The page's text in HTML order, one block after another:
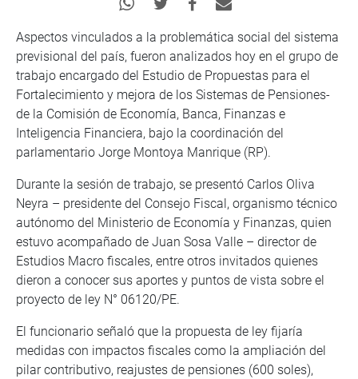
Aspectos vinculados a la problemática social del sistema
previsional del país, fueron analizados hoy en el grupo de
trabajo encargado del Estudio de Propuestas para el
Fortalecimiento y mejora de los Sistemas de Pensiones-
de la Comisión de Economía, Banca, Finanzas e
Inteligencia Financiera, bajo la coordinación del
parlamentario Jorge Montoya Manrique (RP).
Durante la sesión de trabajo, se presentó Carlos Oliva
Neyra – presidente del Consejo Fiscal, organismo técnico
autónomo del Ministerio de Economía y Finanzas, quien
estuvo acompañado de Juan Sosa Valle – director de
Estudios Macro fiscales, entre otros invitados quienes
dieron a conocer sus aportes y puntos de vista sobre el
proyecto de ley N° 06120/PE.
El funcionario señaló que la propuesta de ley fijaría
medidas con impactos fiscales como la ampliación del
pilar contributivo, reajustes de pensiones (600 soles),